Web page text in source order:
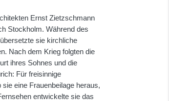
Ernst Zietzschmann
Stockholm. Während des
sie kirchliche
Nach dem Krieg folgten die
ihres Sohnes und die
Für freisinnige
sie eine Frauenbeilage heraus,
entwickelte sie das